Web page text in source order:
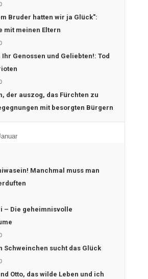
Bruder hatten wir ja Glück":
mit meinen Eltern
Ihr Genossen und Geliebten!: Tod
der auszog, das Fürchten zu
mit besorgten Bürgern
Manchmal muss man
– Die geheimnisvolle
Schweinchen sucht das Glück
Otto, das wilde Leben und ich